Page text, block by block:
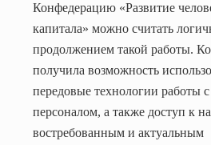
Конфедерацию «Развитие
капитала» можно считать
продолжением такой работы.
получила возможность
передовые технологии работы с
персоналом, а также доступ к
востребованным и актуальным